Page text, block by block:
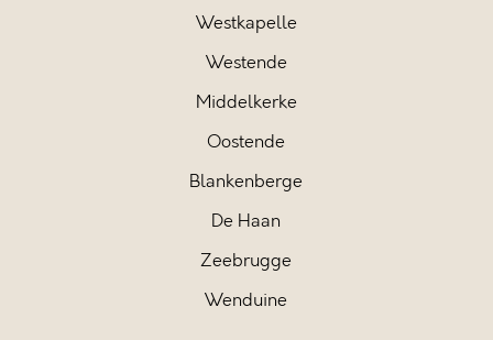
Westkapelle
Westende
Middelkerke
Oostende
Blankenberge
De Haan
Zeebrugge
Wenduine